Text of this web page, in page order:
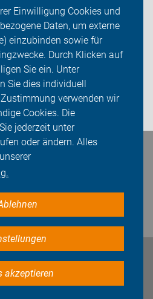
Einwilligung Cookies und
Daten, um externe
einzubinden sowie für
Durch Klicken auf
Sie ein. Unter
Sie dies individuell
verwenden wir
Cookies. Die
jederzeit unter
oder ändern. Alles
akzeptieren